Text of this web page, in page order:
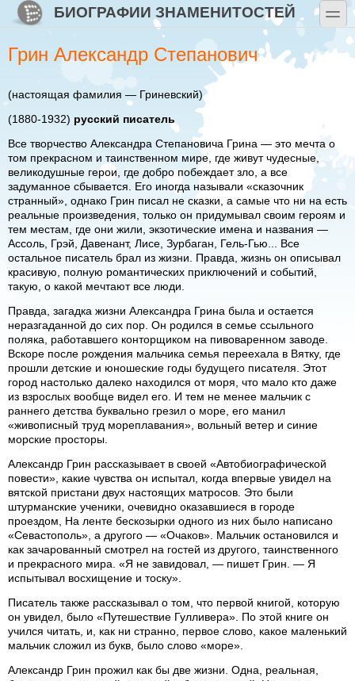
Перейти к основному содержанию
Skip to searchБИОГРАФИИ ЗНАМЕНИТОСТЕЙ toggle
Грин Александр Степанович
(настоящая фамилия — Гриневский)
(1880-1932) русский писатель
Все творчество Александра Степановича Грина — это мечта о
том прекрасном и таинственном мире, где живут чудесные,
великодушные герои, где добро побеждает зло, а все
задуманное сбывается. Его иногда называли «сказочник
странный», однако Грин писал не сказки, а самые что ни на есть
реальные произведения, только он придумывал своим героям и
тем местам, где они жили, экзотические имена и названия —
Ассоль, Грэй, Давенант, Лисе, Зурбаган, Гель-Гью... Все
остальное писатель брал из жизни. Правда, жизнь он описывал
красивую, полную романтических приключений и событий,
такую, о какой мечтают все люди.
Правда, загадка жизни Александра Грина была и остается
неразгаданной до сих пор. Он родился в семье ссыльного
поляка, работавшего конторщиком на пивоваренном заводе.
Вскоре после рождения мальчика семья переехала в Вятку, где
прошли детские и юношеские годы будущего писателя. Этот
город настолько далеко находился от моря, что мало кто даже
из взрослых вообще видел его. И тем не менее мальчик с
раннего детства буквально грезил о море, его манил
«живописный труд мореплавания», вольный ветер и синие
морские просторы.
Александр Грин рассказывает в своей «Автобиографической
повести», какие чувства он испытал, когда впервые увидел на
вятской пристани двух настоящих матросов. Это были
штурманские ученики, очевидно оказавшиеся в городе
проездом, На ленте бескозырки одного из них было написано
«Севастополь», а другого — «Очаков». Мальчик остановился и
как зачарованный смотрел на гостей из другого, таинственного
и прекрасного мира. «Я не завидовал, — пишет Грин. — Я
испытывал восхищение и тоску».
Писатель также рассказывал о том, что первой книгой, которую
он увидел, было «Путешествие Гулливера». По этой книге он
учился читать, и, как ни странно, первое слово, какое маленький
мальчик сложил из букв, было слово «море».
Александр Грин прожил как бы две жизни. Одна, реальная,